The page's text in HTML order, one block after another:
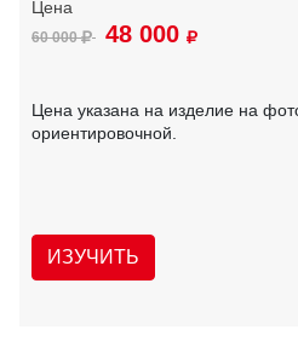
60 000 48 000
Цена указана на изделие на
ориентировочной.
ИЗУЧИТЬ